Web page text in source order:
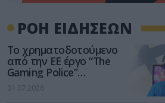
ΡΟΗ ΕΙΔΗΣΕΩΝ
Το χρηματοδοτούμενο
από την ΕΕ έργο “The
Gaming Police”
ενισχύει την ασφάλεια
των παιδιών στο
31.07.2026